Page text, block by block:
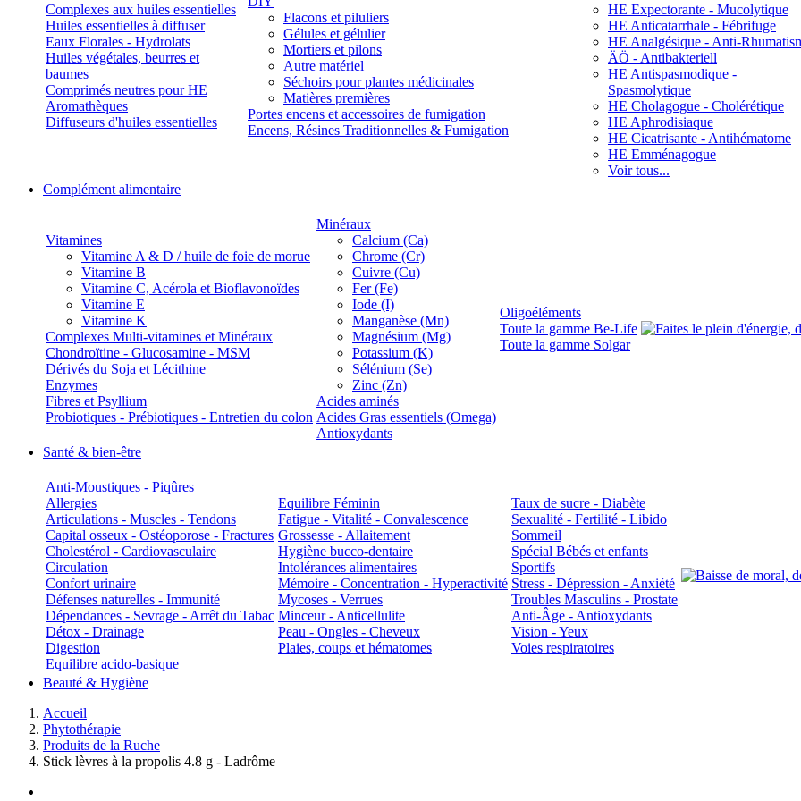
Complexes aux huiles essentielles
Huiles essentielles à diffuser
Eaux Florales - Hydrolats
Huiles végétales, beurres et
baumes
Comprimés neutres pour HE
Aromathèques
Diffuseurs d'huiles essentielles
Flacons et piluliers
Gélules et gélulier
Mortiers et pilons
Autre matériel
Séchoirs pour plantes médicinales
Matières premières
Portes encens et accessoires de fumigation
Encens, Résines Traditionnelles & Fumigation
HE Expectorante - Mucolytique
HE Anticatarrhale - Fébrifuge
HE Analgésique - Anti-
ÄÖ - Antibakteriell
HE Antispasmodique -
Spasmolytique
HE Cholagogue - Cholérétique
HE Aphrodisiaque
HE Cicatrisante - Antihématome
HE Emménagogue
Voir tous...
Complément alimentaire
Vitamines
Vitamine A & D / huile de foie de morue
Vitamine B
Vitamine C, Acérola et Bioflavonoïdes
Vitamine E
Vitamine K
Complexes Multi-vitamines et Minéraux
Chondroïtine - Glucosamine - MSM
Dérivés du Soja et Lécithine
Enzymes
Fibres et Psyllium
Probiotiques - Prébiotiques - Entretien du colon
Minéraux
Calcium (Ca)
Chrome (Cr)
Cuivre (Cu)
Fer (Fe)
Iode (I)
Manganèse (Mn)
Magnésium (Mg)
Potassium (K)
Sélénium (Se)
Zinc (Zn)
Acides aminés
Acides Gras essentiels (Omega)
Antioxydants
Oligoéléments
Toute la gamme Be-Life
Toute la gamme Solgar
Santé & bien-être
Anti-Moustiques - Piqûres
Allergies
Articulations - Muscles - Tendons
Capital osseux - Ostéoporose - Fractures
Cholestérol - Cardiovasculaire
Circulation
Confort urinaire
Défenses naturelles - Immunité
Dépendances - Sevrage - Arrêt du Tabac
Détox - Drainage
Digestion
Equilibre acido-basique
Equilibre Féminin
Fatigue - Vitalité - Convalescence
Grossesse - Allaitement
Hygiène bucco-dentaire
Intolérances alimentaires
Mémoire - Concentration - Hyperactivité
Mycoses - Verrues
Minceur - Anticellulite
Peau - Ongles - Cheveux
Plaies, coups et hématomes
Taux de sucre - Diabète
Sexualité - Fertilité - Libido
Sommeil
Spécial Bébés et enfants
Sportifs
Stress - Dépression - Anxiété
Troubles Masculins - Prostate
Anti-Âge - Antioxydants
Vision - Yeux
Voies respiratoires
Beauté & Hygiène
Accueil
Phytothérapie
Produits de la Ruche
Stick lèvres à la propolis 4.8 g - Ladrôme